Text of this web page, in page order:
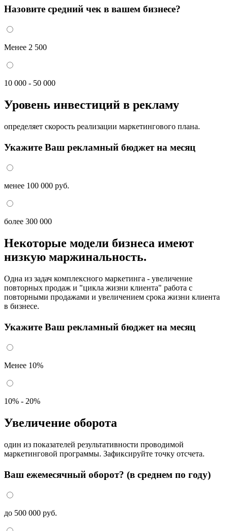
Назовите средний чек в вашем бизнесе?
Менее 2 500
10 000 - 50 000
Уровень инвестиций в рекламу
определяет скорость реализации маркетингового плана.
Укажите Ваш рекламный бюджет на месяц
менее 100 000 руб.
более 300 000
Некоторые модели бизнеса имеют
низкую маржинальность.
Одна из задач комплексного маркетинга - увеличение
повторных продаж и "цикла жизни клиента" работа с
повторными продажами и увеличением срока жизни клиента
в бизнесе.
Укажите Ваш рекламный бюджет на месяц
Менее 10%
10% - 20%
Увеличение оборота
один из показателей результативности проводимой
маркетинговой программы. Зафиксируйте точку отсчета.
Ваш ежемесячный оборот? (в среднем по году)
до 500 000 руб.